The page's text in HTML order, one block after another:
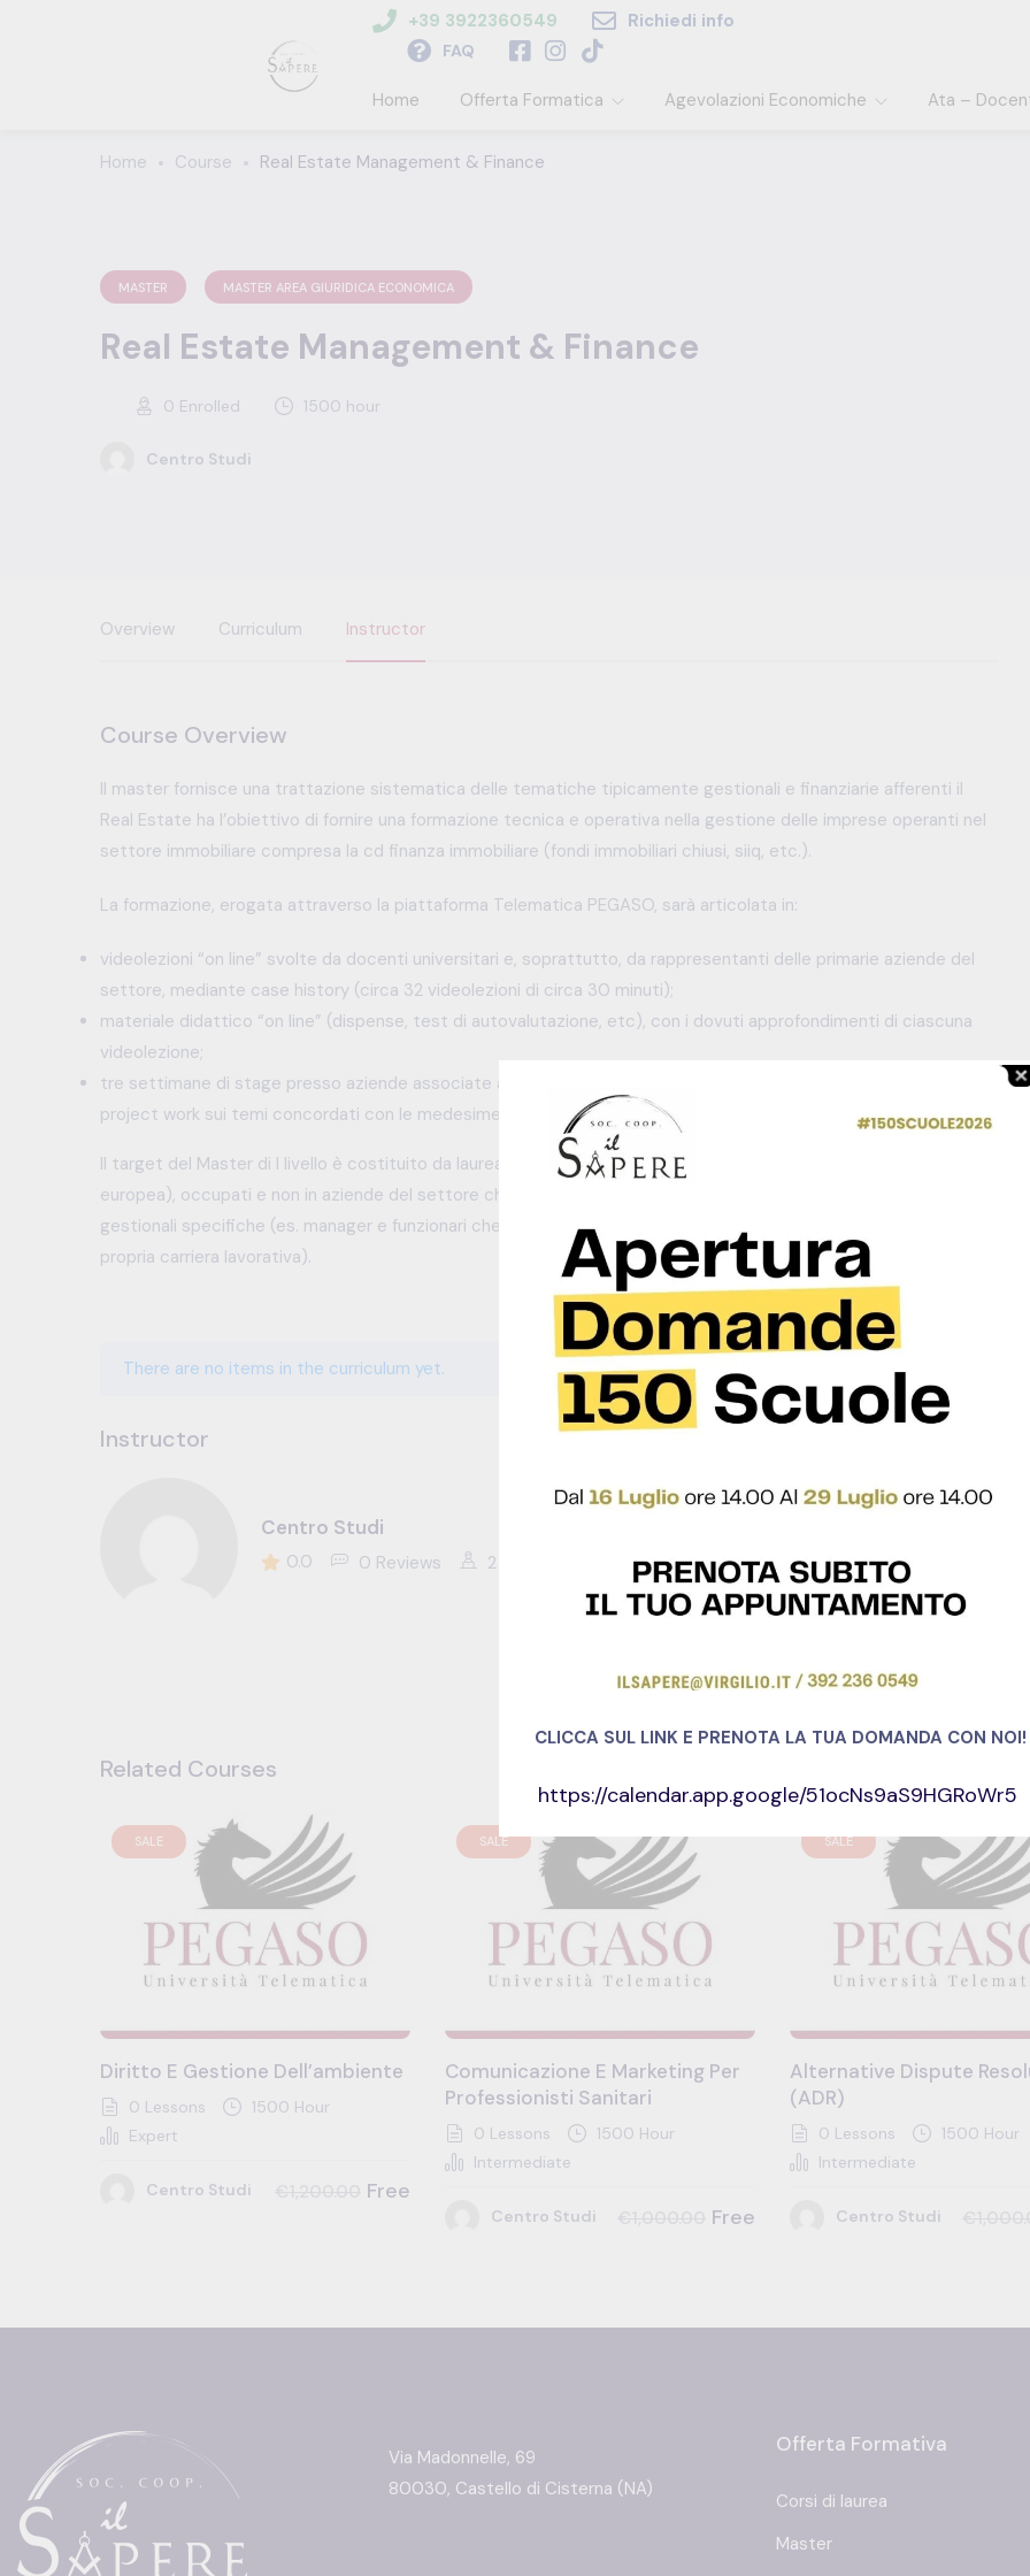
+39 3922360549 Richiedi info
FAQ
Home Offerta Formatica Agevolazioni Economiche Ata –
Home Course Real Estate Management & Finance
MASTER MASTER AREA GIURIDICA ECONOMICA
Real Estate Management & Finance
0 Enrolled 1500 hour
Centro Studi
Overview Curriculum Instructor
Course Overview
Il master fornisce una trattazione sistematica delle tematiche tipicamente gestionali e finanziarie afferenti il
Real Estate ha l’obiettivo di fornire una formazione tecnica e operativa nella gestione delle imprese operanti nel
settore immobiliare compresa la cd finanza immobiliare (fondi immobiliari chiusi, siiq, etc.).
La formazione, erogata attraverso la piattaforma Telematica PEGASO, sarà articolata in:
videolezioni “on line” svolte da docenti universitari e, soprattutto, da rappresentanti delle primarie aziende del
settore, mediante case history (circa 32 videolezioni di circa 30 minuti);
materiale didattico “on line” (dispense, test di autovalutazione, etc), con i dovuti approfondimenti di ciascuna
videolezione;
tre settimane di stage presso aziende associate ad Assoimmobiliare o, in alternativa, la realizzazione di un
project work sui temi concordati con le medesime aziende.
Il target del Master di I livello è costituito da laureati (compreso coloro in possesso della laurea triennale
europea), occupati e non in aziende del settore che intendano aumentare le loro conoscenze e competenze
gestionali specifiche (es. manager e funzionari che intendono intraprendere percorsi di sviluppo o avvio della
propria carriera lavorativa).
There are no items in the curriculum yet.
Instructor
Centro Studi
0.0 0 Reviews 2 Students 245 Courses
Related Courses
SALE
Diritto E Gestione Dell’ambiente
0 Lessons
1500 Hour
Expert
Centro Studi Free
SALE
Comunicazione E Marketing Per
Professionisti Sanitari
0 Lessons
1500 Hour
Intermediate
Centro Studi Free
SALE
Alternative Dispute
(ADR)
0 Lessons
1500 Hour
Intermediate
Centro Studi
Via Madonnelle, 69
80030, Castello di Cisterna (NA)
Offerta Formativa
Corsi di laurea
Master
CLICCA SUL LINK E PRENOTA LA TUA DOMANDA CON NOI!
https://calendar.app.google/51ocNs9aS9HGRoWr5